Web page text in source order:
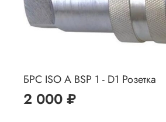
БРС ISO A BSP 1 - D1 Розетка
2 000 ₽